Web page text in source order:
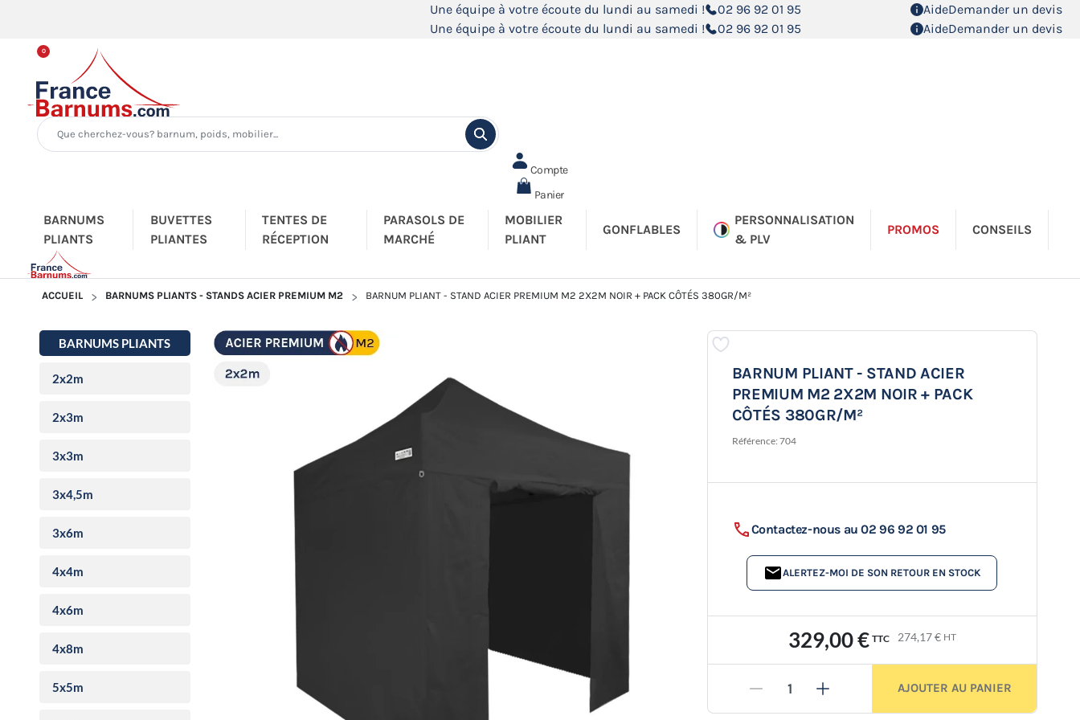
Une équipe à votre écoute du lundi au samedi ! 02 96 92 01 95 AideDemander un devis
Une équipe à votre écoute du lundi au samedi !
02 96 92 01 95 AideDemander un devis
Compte
0
Panier
BARNUMS
PLIANTS
BUVETTES
PLIANTES
TENTES DE
RÉCEPTION
PARASOLS DE
MARCHÉ
MOBILIER
PLIANT
GONFLABLES
PERSONNALISATION
& PLV
PROMOS CONSEILS
ACCUEIL BARNUMS PLIANTS - STANDS ACIER PREMIUM M2 BARNUM PLIANT - STAND ACIER PREMIUM M2 2X2M NOIR + PACK CÔTÉS 380GR/M²
BARNUMS PLIANTS
2x2m
2x3m
3x3m
3x4,5m
3x6m
4x4m
4x6m
4x8m
5x5m
BARNUM PLIANT - STAND ACIER
PREMIUM M2 2X2M NOIR + PACK
CÔTÉS 380GR/M²
Référence: 704
Contactez-nous au 02 96 92 01 95
ALERTEZ-MOI DE SON RETOUR EN STOCK
329,00 € TTC 274,17 € HT
- + AJOUTER AU PANIER